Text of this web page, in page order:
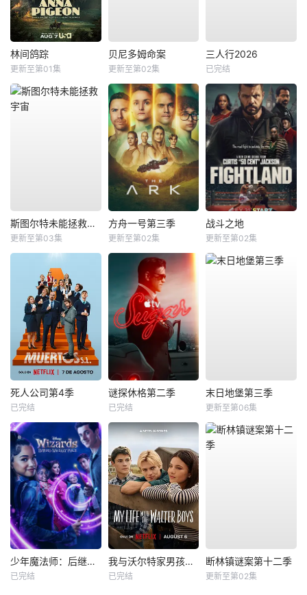
林间鸽踪
更新至第01集
贝尼多姆命案
更新至第02集
三人行2026
已完结
斯图尔特未能拯救宇宙
更新至第03集
方舟一号第三季
更新至第02集
战斗之地
更新至第02集
死人公司第4季
已完结
谜探休格第二季
已完结
末日地堡第三季
更新至第06集
少年魔法师：后继者第三季
已完结
我与沃尔特家男孩的生活第三季
已完结
断林镇谜案第十二季
更新至第02集